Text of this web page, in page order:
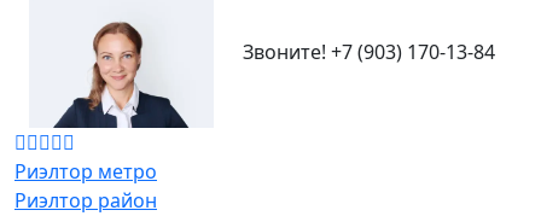
Звоните! +7 (903) 170-13-84
Риэлтор метро
Риэлтор район